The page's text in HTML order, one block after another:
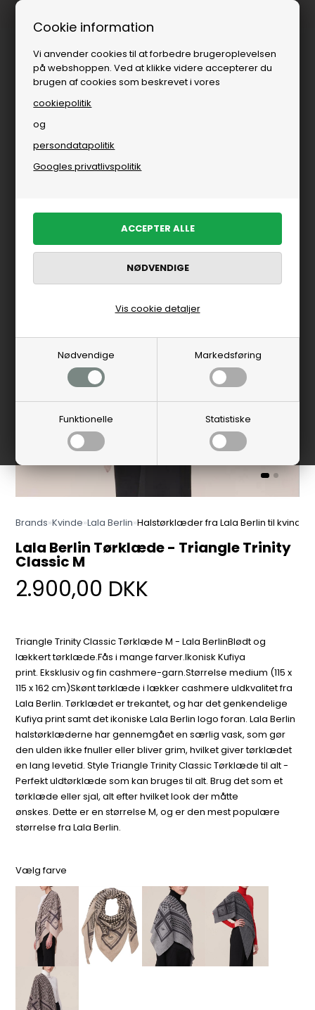
Cookie information
Vi anvender cookies til at forbedre brugeroplevelsen
på webshoppen. Ved at klikke videre accepterer du
brugen af cookies som beskrevet i vores
cookiepolitik
og
persondatapolitik
Googles privatlivspolitik
Nødvendige Markedsføring
Funktionelle Statistiske
Vis cookie detaljer
Brands»Kvinde»Lala Berlin»Halstørklæder fra Lala Berlin til kvinder
Lala Berlin Tørklæde - Triangle Trinity
Classic M
2.900,00 DKK
Triangle Trinity Classic Tørklæde M - Lala BerlinBlødt og
lækkert tørklæde.Fås i mange farver.Ikonisk Kufiya
print. Eksklusiv og fin cashmere-garn.Størrelse medium (115 x
115 x 162 cm)Skønt tørklæde i lækker cashmere uldkvalitet fra
Lala Berlin. Tørklædet er trekantet, og har det genkendelige
Kufiya print samt det ikoniske Lala Berlin logo foran. Lala Berlin
halstørklæderne har gennemgået en særlig vask, som gør
den ulden ikke fnuller eller bliver grim, hvilket giver tørklædet
en lang levetid. Style Triangle Trinity Classic Tørklæde til alt -
Perfekt uldtørklæde som kan bruges til alt. Brug det som et
tørklæde eller sjal, alt efter hvilket look der måtte
ønskes. Dette er en størrelse M, og er den mest populære
størrelse fra Lala Berlin.
Vælg farve